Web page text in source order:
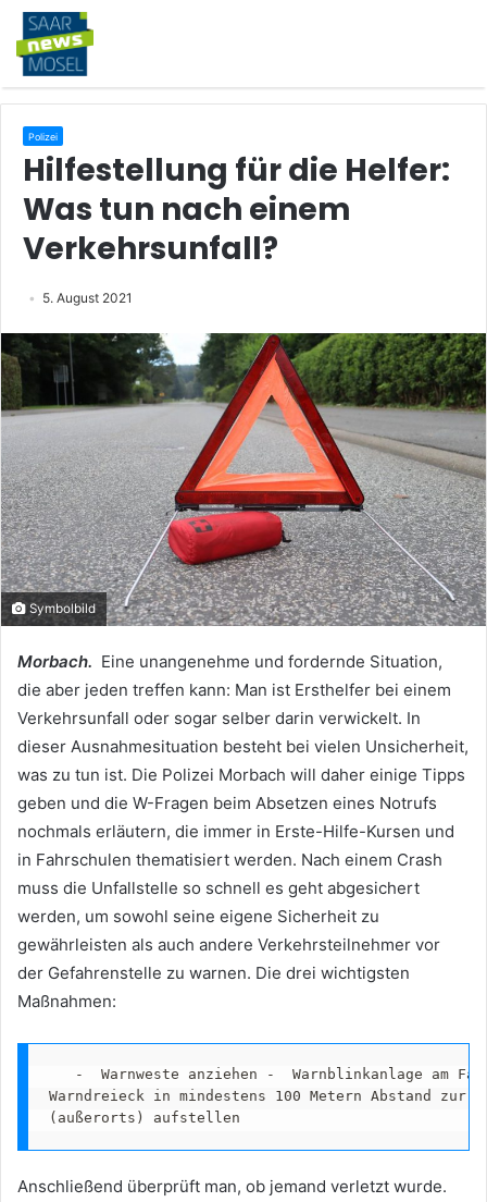
Polizei
Hilfestellung für die Helfer:
Was tun nach einem
Verkehrsunfall?
5. August 2021
Symbolbild
Morbach. Eine unangenehme und fordernde Situation,
die aber jeden treffen kann: Man ist Ersthelfer bei einem
Verkehrsunfall oder sogar selber darin verwickelt. In
dieser Ausnahmesituation besteht bei vielen Unsicherheit,
was zu tun ist. Die Polizei Morbach will daher einige Tipps
geben und die W-Fragen beim Absetzen eines Notrufs
nochmals erläutern, die immer in Erste-Hilfe-Kursen und
in Fahrschulen thematisiert werden. Nach einem Crash
muss die Unfallstelle so schnell es geht abgesichert
werden, um sowohl seine eigene Sicherheit zu
gewährleisten als auch andere Verkehrsteilnehmer vor
der Gefahrenstelle zu warnen. Die drei wichtigsten
Maßnahmen:
   -	Warnweste anziehen -	Warnblinkanlage am Fahrzeug einschalten -
Warndreieck in mindestens 100 Metern Abstand
(außerorts) aufstellen
Anschließend überprüft man, ob jemand verletzt wurde.